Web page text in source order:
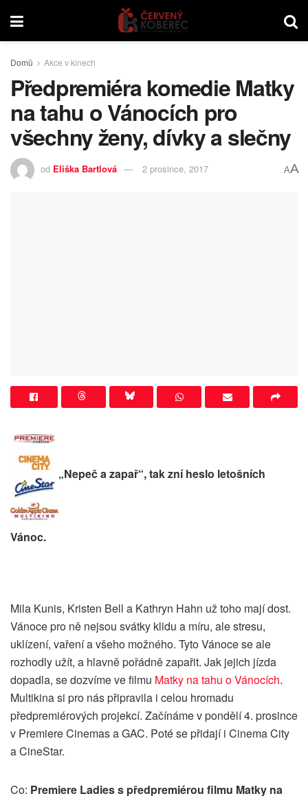
Domů Akce v kinech
Předpremiéra komedie Matky
na tahu o Vánocích pro
všechny ženy, dívky a slečny
od Eliška Bartlová 2 prosince, 2017 AA
„Nepeč a zapař“, tak zní heslo letošních
Vánoc.
Mila Kunis, Kristen Bell a Kathryn Hahn už toho mají dost.
Vánoce pro ně nejsou svátky klidu a míru, ale stresu,
uklízení, vaření a všeho možného. Tyto Vánoce se ale
rozhodly užít, a hlavně pořádně zapařit. Jak jejich jízda
dopadla, se dozvíme ve filmu Matky na tahu o Vánocích.
Multikina si pro nás připravila i celou hromadu
předpremiérových projekcí. Začínáme v pondělí 4. prosince
v Premiere Cinemas a GAC. Poté se přidají i Cinema City
a CineStar.
Co: Premiere Ladies s předpremiérou filmu Matky na